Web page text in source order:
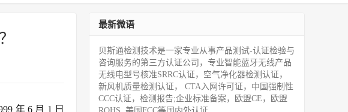
年 6 月 1 日
最新微语
贝斯通检测技术是一家专业从事产品测试­-认证检验与
咨询服务的第三方认证公司，专业智能蓝牙无线产品
无线电型号核准SRRC认证，空气净化器检测认证，
新风机质量检测认证， CTA入网许可证，中国强制性
CCC认证，检测报告;企业标准备案，欧盟CE，欧盟